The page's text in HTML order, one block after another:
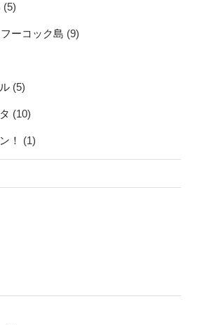
(5)
ーコック島 (9)
(5)
(10)
！ (1)